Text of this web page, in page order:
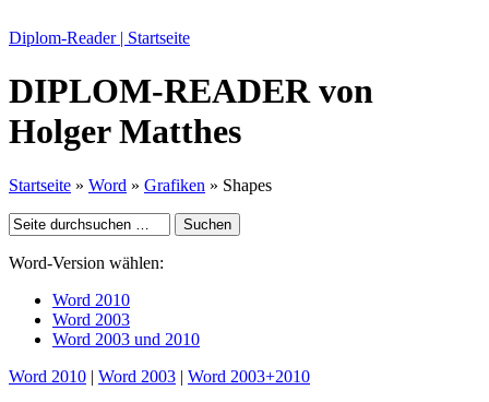
Diplom-Reader | Startseite
DIPLOM-READERvon
Holger Matthes
Startseite » Word » Grafiken » Shapes
Word-Version wählen:
Word 2010
Word 2003
Word 2003 und 2010
Word 2010 | Word 2003 | Word 2003+2010